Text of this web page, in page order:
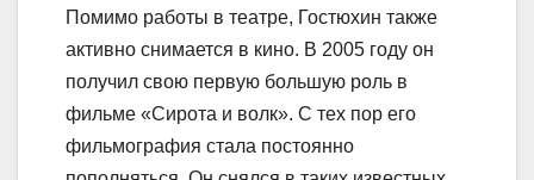
Помимо работы в театре, Гостюхин также
активно снимается в кино. В 2005 году он
получил свою первую большую роль в
фильме «Сирота и волк». С тех пор его
фильмография стала постоянно